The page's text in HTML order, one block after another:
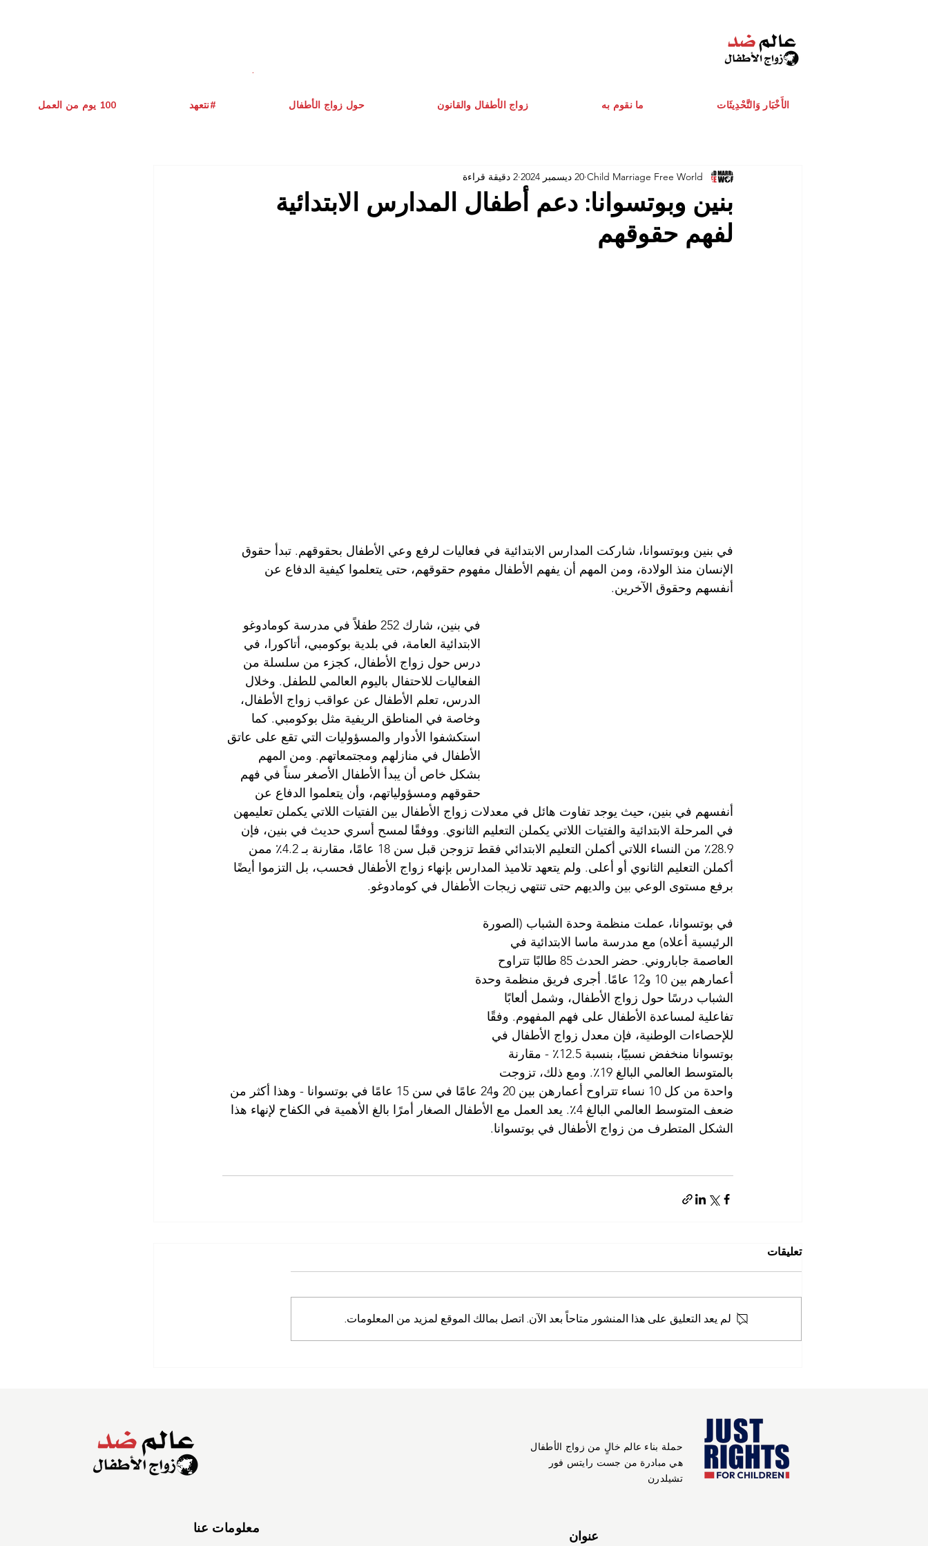
بنين وبوتسوانا: دعم أطفال المدارس الابتدائية
لفهم حقوقهم
Child Marriage Free World 20 ديسمبر 2024 2 دقيقة قراءة
في بنين وبوتسوانا، شاركت المدارس الابتدائية في فعاليات لرفع وعي الأطفال بحقوقهم. تبدأ حقوق
الإنسان منذ الولادة، ومن المهم أن يفهم الأطفال مفهوم حقوقهم، حتى يتعلموا كيفية الدفاع عن
أنفسهم وحقوق الآخرين.
في بنين، شارك 252 طفلاً في مدرسة كومادوغو
الابتدائية العامة، في بلدية بوكومبي، أتاكورا، في
درس حول زواج الأطفال، كجزء من سلسلة من
الفعاليات للاحتفال باليوم العالمي للطفل. وخلال
الدرس، تعلم الأطفال عن عواقب زواج الأطفال،
وخاصة في المناطق الريفية مثل بوكومبي. كما
استكشفوا الأدوار والمسؤوليات التي تقع على عاتق
الأطفال في منازلهم ومجتمعاتهم. ومن المهم
بشكل خاص أن يبدأ الأطفال الأصغر سناً في فهم
حقوقهم ومسؤولياتهم، وأن يتعلموا الدفاع عن
أنفسهم في بنين، حيث يوجد تفاوت هائل في معدلات زواج الأطفال بين الفتيات اللاتي يكملن تعليمهن
في المرحلة الابتدائية والفتيات اللاتي يكملن التعليم الثانوي. ووفقًا لمسح أسري حديث في بنين، فإن
28.9٪ من النساء اللاتي أكملن التعليم الابتدائي فقط تزوجن قبل سن 18 عامًا، مقارنة بـ 4.2٪ ممن
أكملن التعليم الثانوي أو أعلى. ولم يتعهد تلاميذ المدارس بإنهاء زواج الأطفال فحسب، بل التزموا أيضًا
برفع مستوى الوعي بين والديهم حتى تنتهي زيجات الأطفال في كومادوغو.
في بوتسوانا، عملت منظمة وحدة الشباب (الصورة
الرئيسية أعلاه) مع مدرسة ماسا الابتدائية في
العاصمة جاباروني. حضر الحدث 85 طالبًا تتراوح
أعمارهم بين 10 و12 عامًا. أجرى فريق منظمة وحدة
الشباب درسًا حول زواج الأطفال، وشمل ألعابًا
تفاعلية لمساعدة الأطفال على فهم المفهوم. وفقًا
للإحصاءات الوطنية، فإن معدل زواج الأطفال في
بوتسوانا منخفض نسبيًا، بنسبة 12.5٪ - مقارنة
بالمتوسط ​​العالمي البالغ 19٪. ومع ذلك، تزوجت
واحدة من كل 10 نساء تتراوح أعمارهن بين 20 و24 عامًا في سن 15 عامًا في بوتسوانا - وهذا أكثر من
ضعف المتوسط ​​العالمي البالغ 4٪. يعد العمل مع الأطفال الصغار أمرًا بالغ الأهمية في الكفاح لإنهاء هذا
الشكل المتطرف من زواج الأطفال في بوتسوانا.
تعليقات
لم يعد التعليق على هذا المنشور متاحاً بعد الآن. اتصل بمالك الموقع لمزيد من المعلومات.
يوم من العمل ‎100 نتعهد# حول زواج الأطفال زواج الأطفال والقانون ما نقوم به الأَخْبَار وَالتَّحْدِيثَات
معلومات عنا
حملة بناء عالم خالٍ من زواج الأطفال
هي مبادرة من جست رايتس فور
تشيلدرن
عنوان